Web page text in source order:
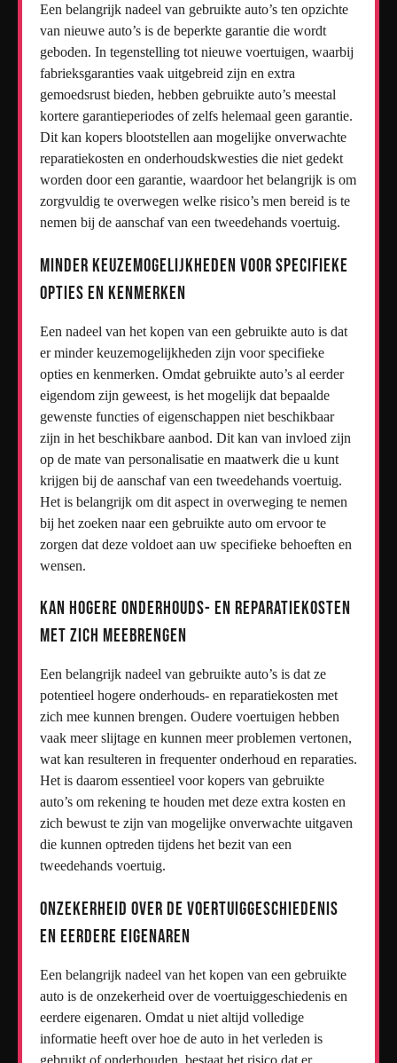
Een belangrijk nadeel van gebruikte auto’s ten opzichte
van nieuwe auto’s is de beperkte garantie die wordt
geboden. In tegenstelling tot nieuwe voertuigen, waarbij
fabrieksgaranties vaak uitgebreid zijn en extra
gemoedsrust bieden, hebben gebruikte auto’s meestal
kortere garantieperiodes of zelfs helemaal geen garantie.
Dit kan kopers blootstellen aan mogelijke onverwachte
reparatiekosten en onderhoudskwesties die niet gedekt
worden door een garantie, waardoor het belangrijk is om
zorgvuldig te overwegen welke risico’s men bereid is te
nemen bij de aanschaf van een tweedehands voertuig.
Minder keuzemogelijkheden voor specifieke
opties en kenmerken
Een nadeel van het kopen van een gebruikte auto is dat
er minder keuzemogelijkheden zijn voor specifieke
opties en kenmerken. Omdat gebruikte auto’s al eerder
eigendom zijn geweest, is het mogelijk dat bepaalde
gewenste functies of eigenschappen niet beschikbaar
zijn in het beschikbare aanbod. Dit kan van invloed zijn
op de mate van personalisatie en maatwerk die u kunt
krijgen bij de aanschaf van een tweedehands voertuig.
Het is belangrijk om dit aspect in overweging te nemen
bij het zoeken naar een gebruikte auto om ervoor te
zorgen dat deze voldoet aan uw specifieke behoeften en
wensen.
Kan hogere onderhouds- en reparatiekosten
met zich meebrengen
Een belangrijk nadeel van gebruikte auto’s is dat ze
potentieel hogere onderhouds- en reparatiekosten met
zich mee kunnen brengen. Oudere voertuigen hebben
vaak meer slijtage en kunnen meer problemen vertonen,
wat kan resulteren in frequenter onderhoud en reparaties.
Het is daarom essentieel voor kopers van gebruikte
auto’s om rekening te houden met deze extra kosten en
zich bewust te zijn van mogelijke onverwachte uitgaven
die kunnen optreden tijdens het bezit van een
tweedehands voertuig.
Onzekerheid over de voertuiggeschiedenis
en eerdere eigenaren
Een belangrijk nadeel van het kopen van een gebruikte
auto is de onzekerheid over de voertuiggeschiedenis en
eerdere eigenaren. Omdat u niet altijd volledige
informatie heeft over hoe de auto in het verleden is